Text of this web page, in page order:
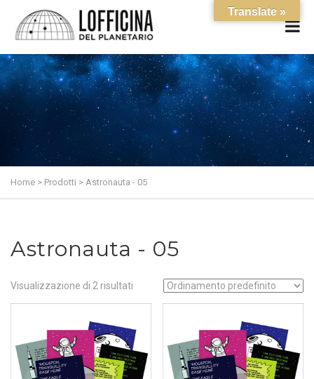
Home > Prodotti > Astronauta - 05
Astronauta - 05
Visualizzazione di 2 risultati
Translate »